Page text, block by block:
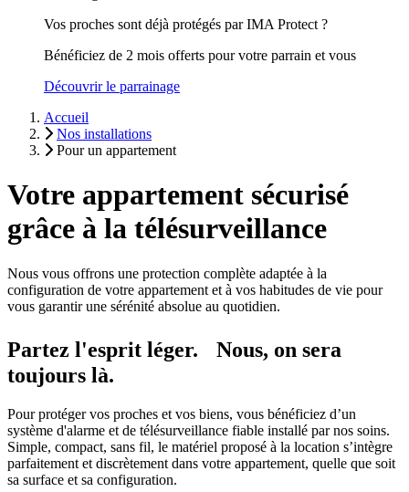
Vos proches sont déjà protégés par IMA Protect ?
Bénéficiez de 2 mois offerts pour votre parrain et vous
Découvrir le parrainage
Accueil
Nos installations
Pour un appartement
Votre appartement sécurisé
grâce à la télésurveillance
Nous vous offrons une protection complète adaptée à la
configuration de votre appartement et à vos habitudes de vie pour
vous garantir une sérénité absolue au quotidien.
Partez l'esprit léger. Nous, on sera
toujours là.
Pour protéger vos proches et vos biens, vous bénéficiez d’un
système d'alarme et de télésurveillance fiable installé par nos soins.
Simple, compact, sans fil, le matériel proposé à la location s’intègre
parfaitement et discrètement dans votre appartement, quelle que soit
sa surface et sa configuration.